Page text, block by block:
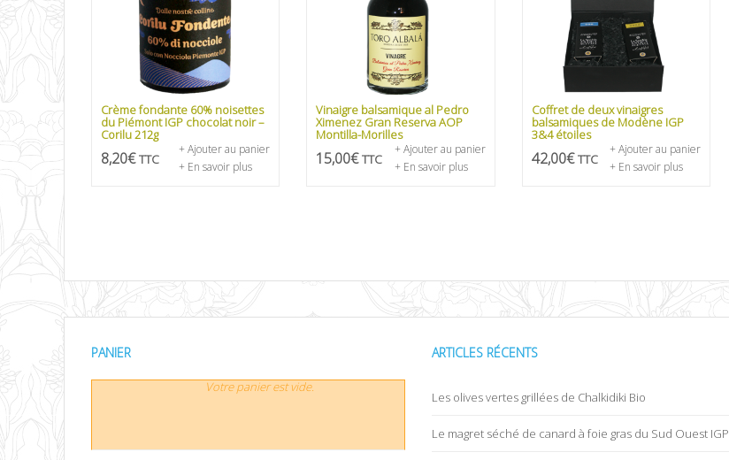
Crème fondante 60% noisettes
du Piémont IGP chocolat noir –
Corilu 212g
8,20€ TTC
+ Ajouter au panier
+ En savoir plus
Vinaigre balsamique al Pedro
Ximenez Gran Reserva AOP
Montilla-Morilles
15,00€ TTC
+ Ajouter au panier
+ En savoir plus
Coffret de deux vinaigres
balsamiques de Modène IGP
3&4 étoiles
42,00€ TTC
+ Ajouter au panier
+ En savoir plus
PANIER
Votre panier est vide.
ARTICLES RÉCENTS
Les olives vertes grillées de Chalkidiki Bio
Le magret séché de canard à foie gras du Sud Ouest IGP